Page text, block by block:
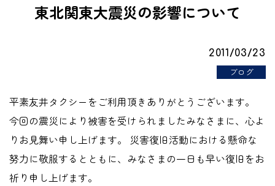
東北関東大震災の影響について
2011/03/23
ブログ
平素友井タクシーをご利用頂きありがとうございます。
今回の震災により被害を受けられましたみなさまに、心よ
りお見舞い申し上げます。 災害復旧活動における懸命な
努力に敬服するとともに、みなさまの一日も早い復旧をお
祈り申し上げます。